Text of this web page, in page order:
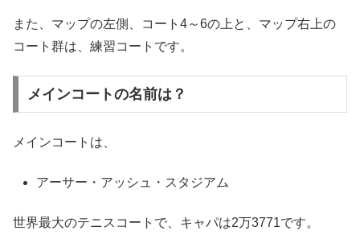
また、マップの左側、コート4～6の上と、マップ右上の
コート群は、練習コートです。
メインコートの名前は？
メインコートは、
アーサー・アッシュ・スタジアム
世界最大のテニスコートで、キャパは2万3771です。